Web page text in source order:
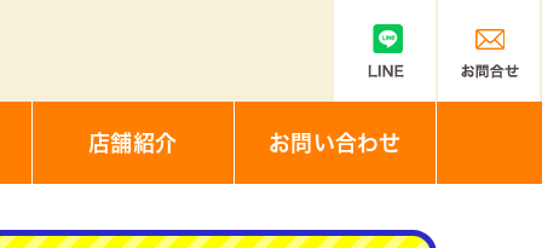
店舗紹介 お問い合わせ